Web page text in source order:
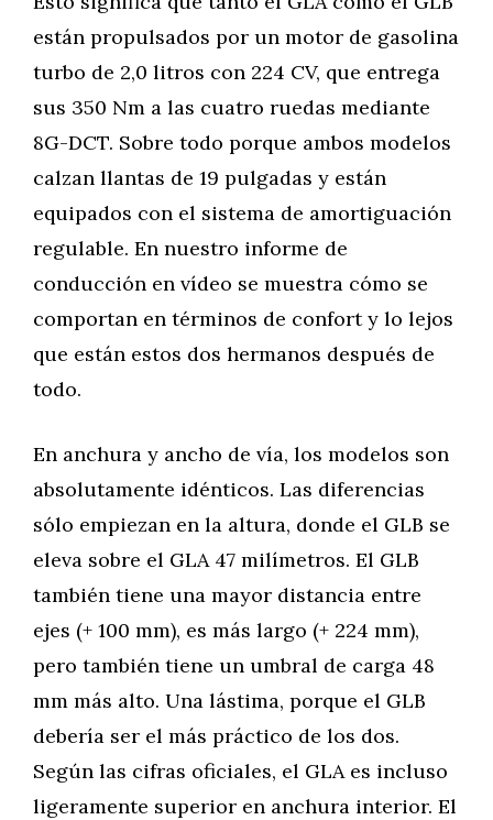
están propulsados por un motor de gasolina
turbo de 2,0 litros con 224 CV, que entrega
sus 350 Nm a las cuatro ruedas mediante
8G-DCT. Sobre todo porque ambos modelos
calzan llantas de 19 pulgadas y están
equipados con el sistema de amortiguación
regulable. En nuestro informe de
conducción en vídeo se muestra cómo se
comportan en términos de confort y lo lejos
que están estos dos hermanos después de
todo.
En anchura y ancho de vía, los modelos son
absolutamente idénticos. Las diferencias
sólo empiezan en la altura, donde el GLB se
eleva sobre el GLA 47 milímetros. El GLB
también tiene una mayor distancia entre
ejes (+ 100 mm), es más largo (+ 224 mm),
pero también tiene un umbral de carga 48
mm más alto. Una lástima, porque el GLB
debería ser el más práctico de los dos.
Según las cifras oficiales, el GLA es incluso
ligeramente superior en anchura interior. El